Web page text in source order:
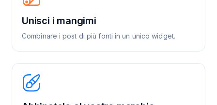
Unisci i mangimi
Combinare i post di più fonti in un unico widget.